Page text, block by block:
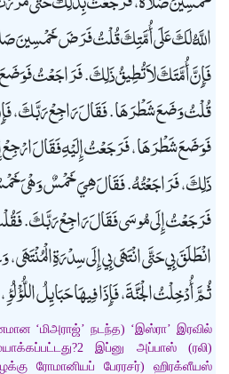
اللَّهُ لَكَ عَلَى أُمَّتِكَ قُلْتُ فَرَضَ خَمْسِينَ
فَإِنَّ أُمَّتَكَ لاَ تُطِيقُ ذَلِكَ. فَرَاجَعْتُ
قُلْتُ وَضَعَ شَطْرَهَا. فَقَالَ رَاجِعْ رَبَّكَ،
فَوَضَعَ شَطْرَهَا، فَرَجَعْتُ إِلَيْهِ فَقَالَ
ذَلِكَ، فَرَاجَعْتُهُ. فَقَالَ هِيَ خَمْسٌ وَهْىَ
فَرَجَعْتُ إِلَى مُوسَى فَقَالَ رَاجِعْ رَبَّكَ.
انْطَلَقَ بِي حَتَّى انْتَهَى بِي إِلَى سِدْرَةِ
ثُمَّ أُدْخِلْتُ الْجَنَّةَ، فَإِذَا فِيهَا حَبَايِلُ
‘மிஅராஜ்’ நடந்த) ‘இஸ்ரா’ இரவில்
இப்னு அப்பாஸ் (ரலி)
ரோமானியப் பேரரசர்) ஹிரக்ளீயஸ்